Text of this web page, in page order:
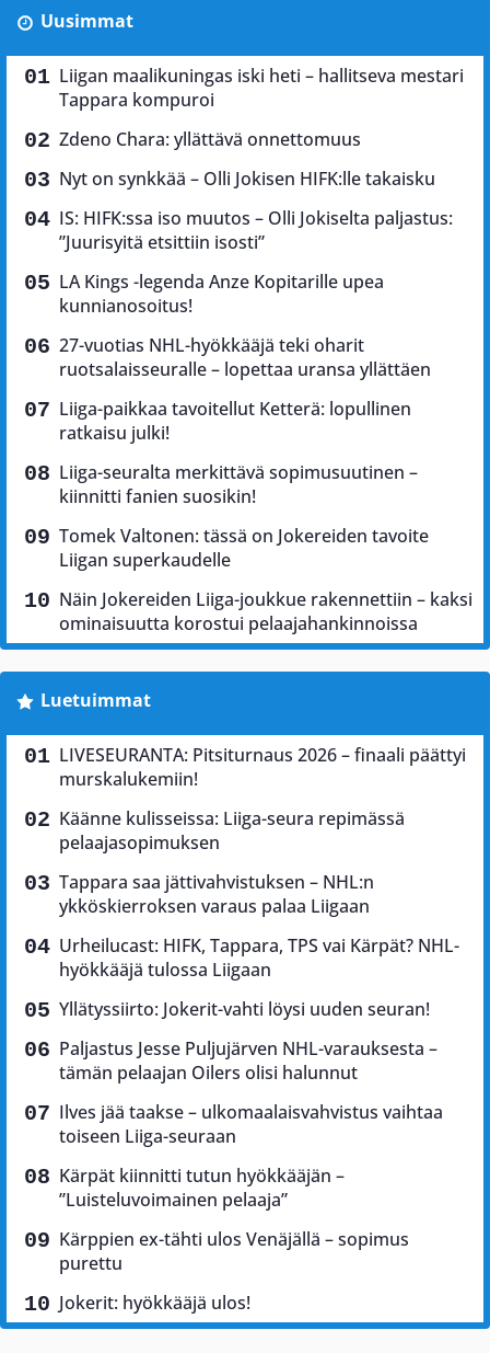
Uusimmat
Liigan maalikuningas iski heti – hallitseva mestari
Tappara kompuroi
Zdeno Chara: yllättävä onnettomuus
Nyt on synkkää – Olli Jokisen HIFK:lle takaisku
IS: HIFK:ssa iso muutos – Olli Jokiselta paljastus:
”Juurisyitä etsittiin isosti”
LA Kings -legenda Anze Kopitarille upea
kunnianosoitus!
27-vuotias NHL-hyökkääjä teki oharit
ruotsalaisseuralle – lopettaa uransa yllättäen
Liiga-paikkaa tavoitellut Ketterä: lopullinen
ratkaisu julki!
Liiga-seuralta merkittävä sopimusuutinen –
kiinnitti fanien suosikin!
Tomek Valtonen: tässä on Jokereiden tavoite
Liigan superkaudelle
Näin Jokereiden Liiga-joukkue rakennettiin – kaksi
ominaisuutta korostui pelaajahankinnoissa
Luetuimmat
LIVESEURANTA: Pitsiturnaus 2026 – finaali päättyi
murskalukemiin!
Käänne kulisseissa: Liiga-seura repimässä
pelaajasopimuksen
Tappara saa jättivahvistuksen – NHL:n
ykköskierroksen varaus palaa Liigaan
Urheilucast: HIFK, Tappara, TPS vai Kärpät? NHL-
hyökkääjä tulossa Liigaan
Yllätyssiirto: Jokerit-vahti löysi uuden seuran!
Paljastus Jesse Puljujärven NHL-varauksesta –
tämän pelaajan Oilers olisi halunnut
Ilves jää taakse – ulkomaalaisvahvistus vaihtaa
toiseen Liiga-seuraan
Kärpät kiinnitti tutun hyökkääjän –
”Luisteluvoimainen pelaaja”
Kärppien ex-tähti ulos Venäjällä – sopimus
purettu
Jokerit: hyökkääjä ulos!